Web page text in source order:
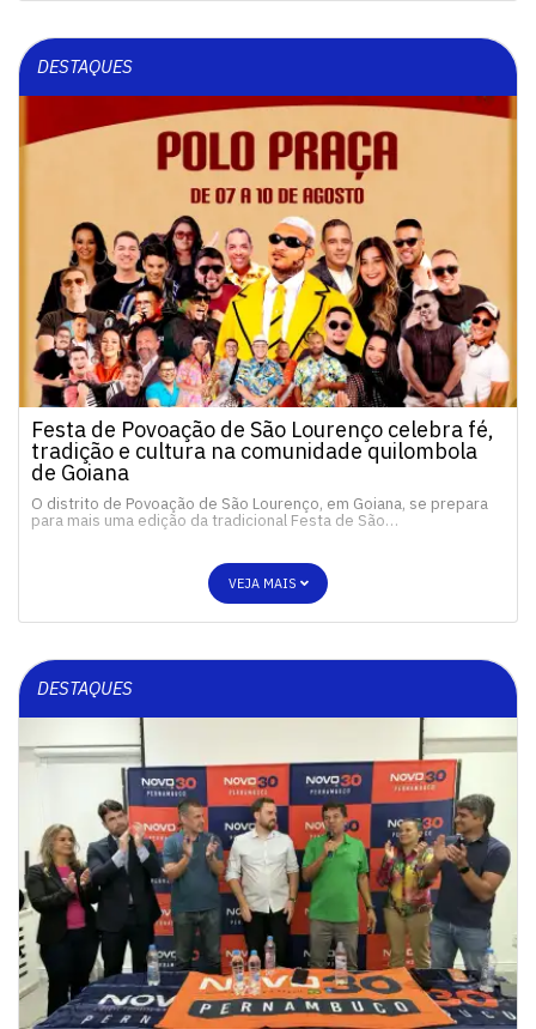
DESTAQUES
Festa de Povoação de São Lourenço celebra fé,
tradição e cultura na comunidade quilombola
de Goiana
O distrito de Povoação de São Lourenço, em Goiana, se prepara
para mais uma edição da tradicional Festa de São…
VEJA MAIS
DESTAQUES